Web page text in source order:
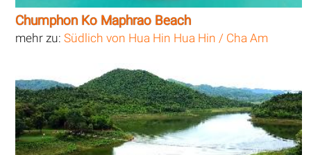
Chumphon Ko Maphrao Beach
mehr zu:Südlich von Hua Hin Hua Hin / Cha Am